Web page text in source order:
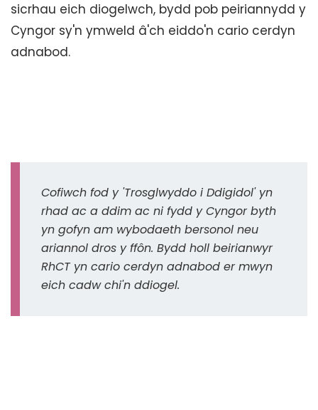
sicrhau eich diogelwch, bydd pob peiriannydd y
Cyngor sy'n ymweld â'ch eiddo'n cario cerdyn
adnabod.
Cofiwch fod y 'Trosglwyddo i Ddigidol' yn
rhad ac a ddim ac ni fydd y Cyngor byth
yn gofyn am wybodaeth bersonol neu
ariannol dros y ffôn. Bydd holl beirianwyr
RhCT yn cario cerdyn adnabod er mwyn
eich cadw chi'n ddiogel.